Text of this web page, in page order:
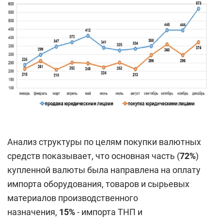
Анализ структуры по целям покупки валютных
средств показывает, что основная часть (72%)
купленной валюты была направлена на оплату
импорта оборудования, товаров и сырьевых
материалов производственного
назначения, 15%- импорта ТНП и